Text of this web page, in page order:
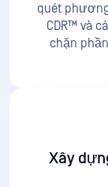
quét
CDR™ và
chặn
Xây